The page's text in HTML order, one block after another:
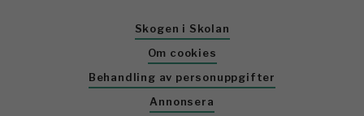
Skogen i Skolan
Om cookies
Behandling av personuppgifter
Annonsera